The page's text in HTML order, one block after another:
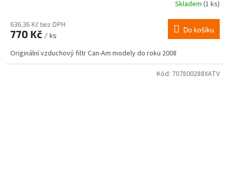
Skladem (1 ks)
636,36 Kč bez DPH
770 Kč / ks
Do košíku
Originální vzduchový filtr Can-Am modely do roku 2008
Kód: 707800288XATV